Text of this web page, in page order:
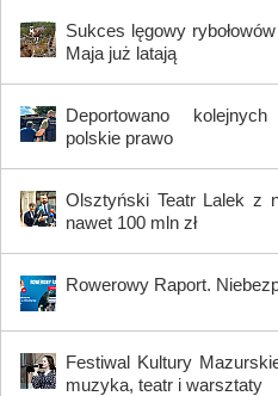
Sukces lęgowy
Maja już latają
Deportowano
polskie prawo
Olsztyński Teatr Lalek z
nawet 100 mln zł
Rowerowy Raport.
Festiwal Kultury
muzyka, teatr i warsztaty